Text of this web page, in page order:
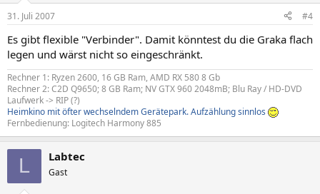
31. Juli 2007 #4
Es gibt flexible "Verbinder". Damit könntest du die Graka flach
legen und wärst nicht so eingeschränkt.
Rechner 1: Ryzen 2600, 16 GB Ram, AMD RX 580 8 Gb
Rechner 2: C2D Q9650; 8 GB Ram; NV GTX 960 2048mB; Blu Ray / HD-DVD
Laufwerk -> RIP (?)
Heimkino mit öfter wechselndem Gerätepark. Aufzählung sinnlos
Fernbedienung: Logitech Harmony 885
L Labtec
Gast